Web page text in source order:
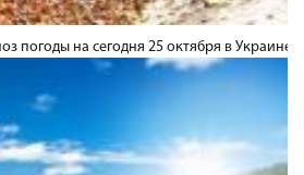
погоды на сегодня 25 октября в Украине